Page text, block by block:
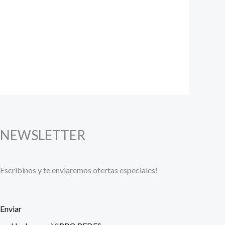
NEWSLETTER
Escribinos y te enviaremos ofertas especiales!
Enviar